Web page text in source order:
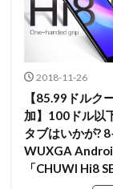
2018-11-26
【85.99ドルク
加】100ドル以
タブはいかが?
WUXGA
「CHUWI Hi8